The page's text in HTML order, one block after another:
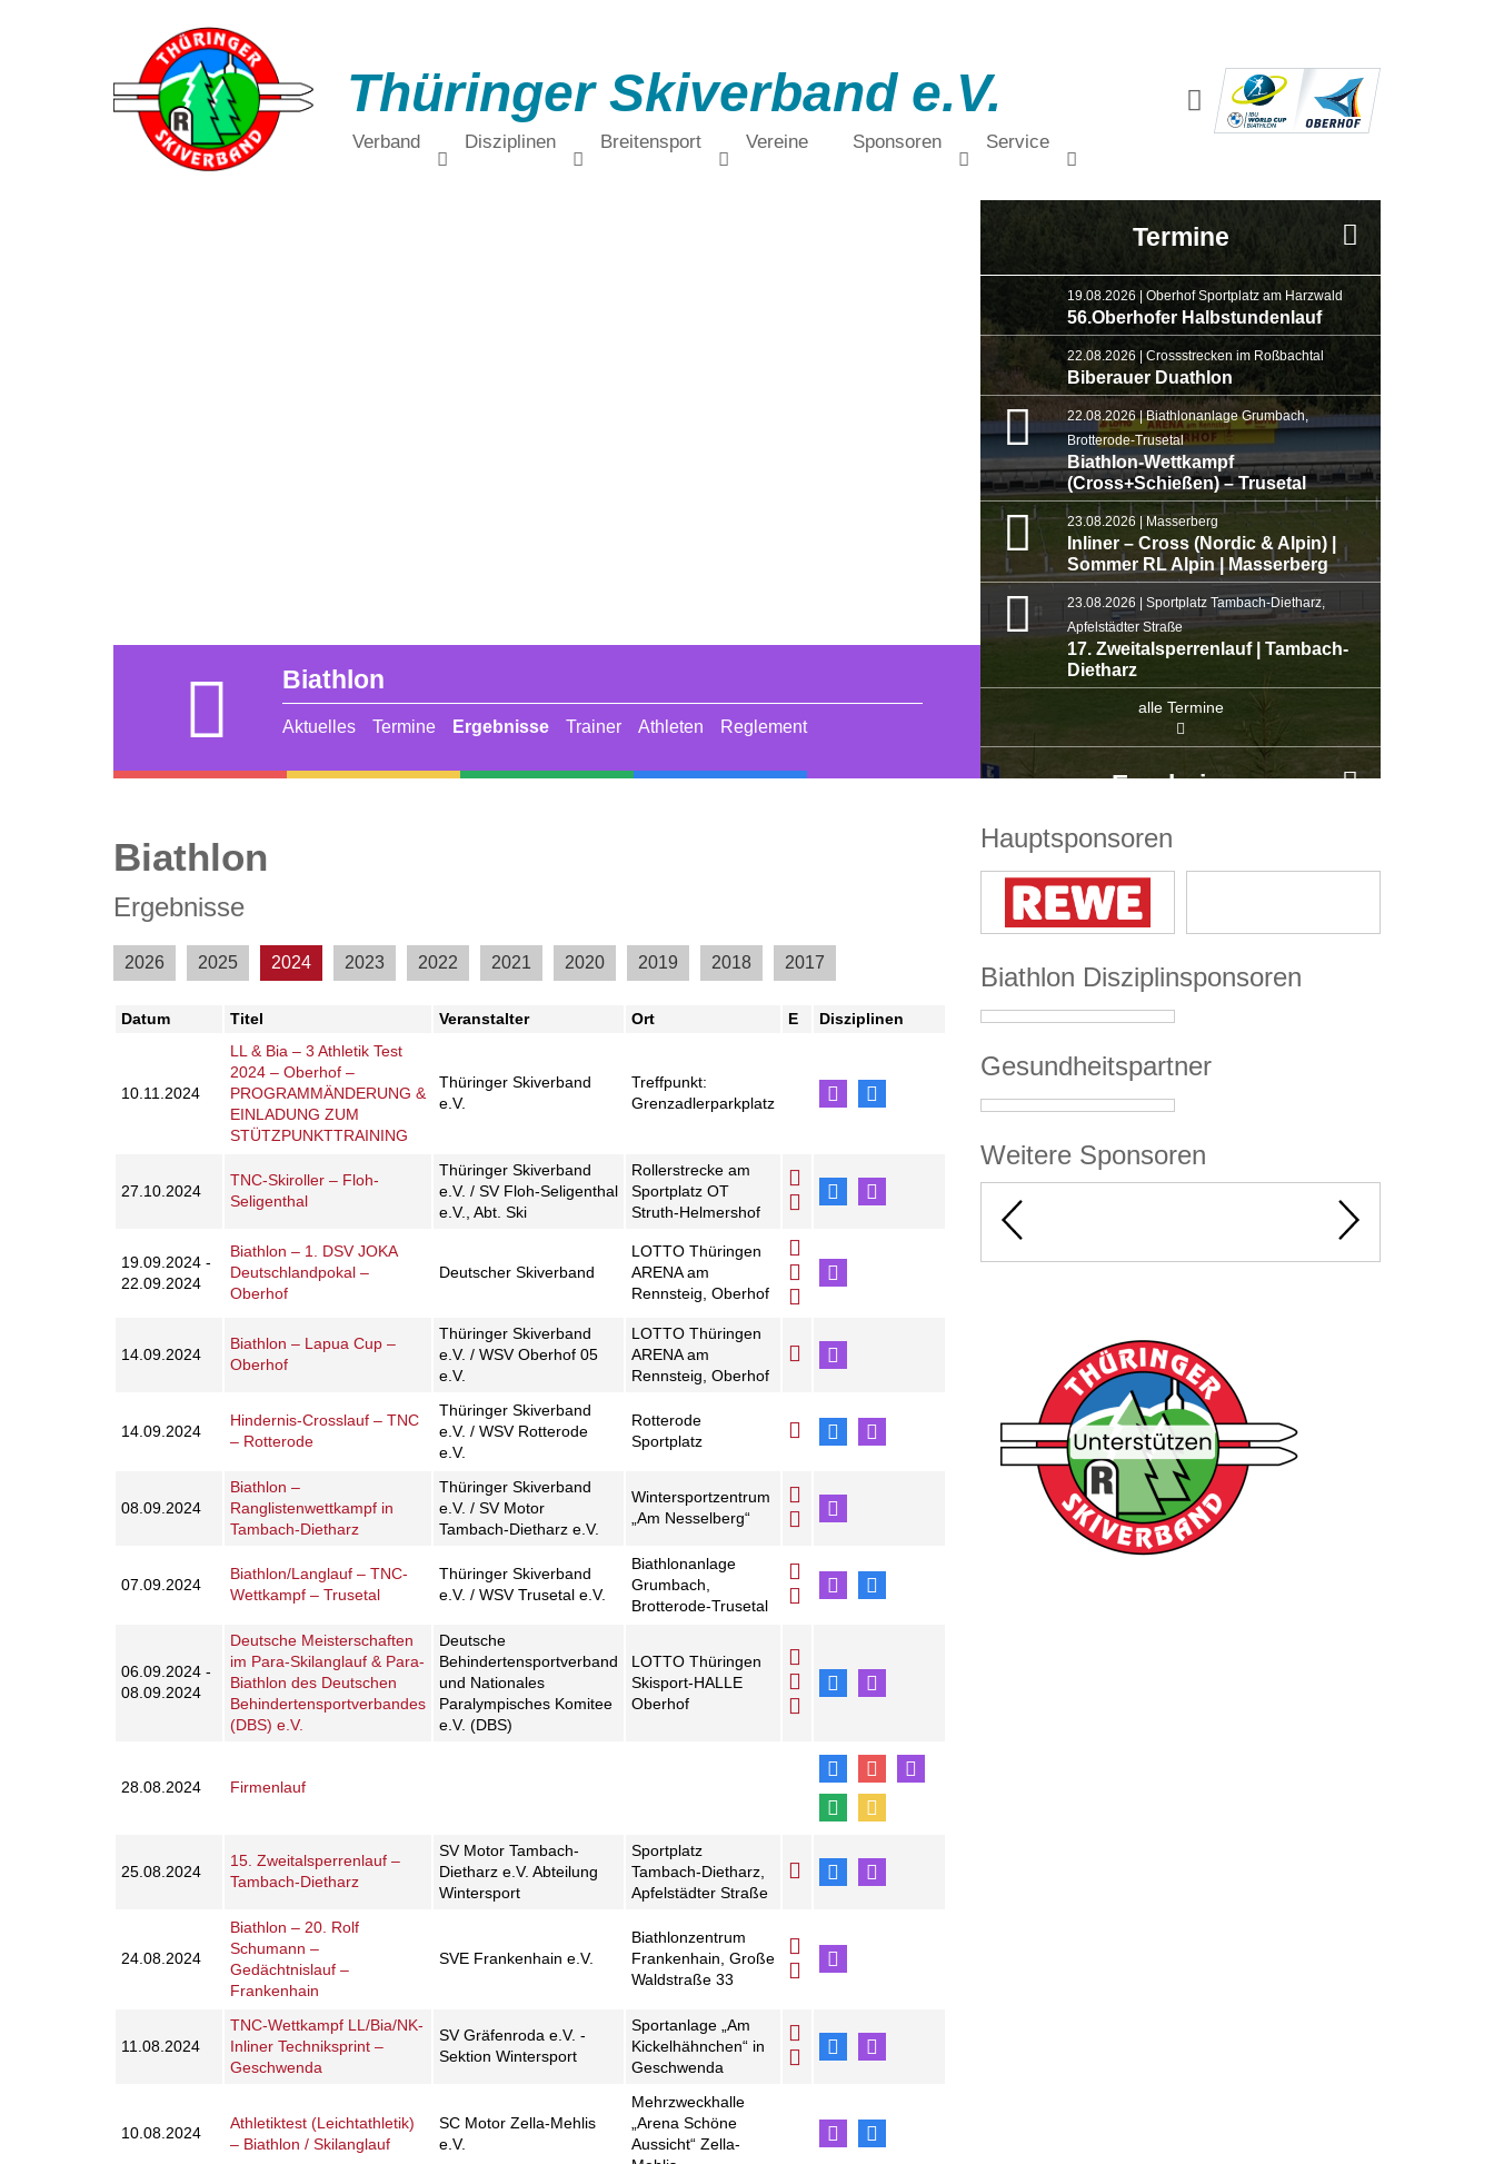
Thüringer Skiverband e.V.
Verband Disziplinen Breitensport Vereine Sponsoren Service
Alpin
Nordische
Skisprung Langlauf
Biathlon
Aktuelles Termine Ergebnisse Trainer Athleten Reglement
Termine
19.08.2026 | Oberhof Sportplatz am Harzwald
56.Oberhofer Halbstundenlauf
22.08.2026 | Crossstrecken im Roßbachtal
Biberauer Duathlon
22.08.2026 | Biathlonanlage Grumbach,
Brotterode-Trusetal
Biathlon-Wettkampf
(Cross+Schießen) – Trusetal
23.08.2026 | Masserberg
Inliner – Cross (Nordic & Alpin) |
Sommer RL Alpin | Masserberg
23.08.2026 | Sportplatz Tambach-Dietharz,
Apfelstädter Straße
17. Zweitalsperrenlauf | Tambach-
Dietharz
alle Termine
Ergebnisse
Biathlon
Ergebnisse
2026 2025 2024 2023 2022 2021 2020 2019 2018 2017
Datum Titel Veranstalter Ort E Disziplinen
10.11.2024
LL & Bia – 3 Athletik Test
2024 – Oberhof –
PROGRAMMÄNDERUNG &
EINLADUNG ZUM
STÜTZPUNKTTRAINING
Thüringer Skiverband
e.V.
Treffpunkt:
Grenzadlerparkplatz
27.10.2024
TNC-Skiroller – Floh-
Seligenthal
Thüringer Skiverband
e.V. / SV Floh-Seligenthal
e.V., Abt. Ski
Rollerstrecke am
Sportplatz OT
Struth-Helmershof
19.09.2024 -
22.09.2024
Biathlon – 1. DSV JOKA
Deutschlandpokal –
Oberhof
Deutscher Skiverband
LOTTO Thüringen
ARENA am
Rennsteig, Oberhof
14.09.2024
Biathlon – Lapua Cup –
Oberhof
Thüringer Skiverband
e.V. / WSV Oberhof 05
e.V.
LOTTO Thüringen
ARENA am
Rennsteig, Oberhof
14.09.2024
Hindernis-Crosslauf – TNC
– Rotterode
Thüringer Skiverband
e.V. / WSV Rotterode
e.V.
Rotterode
Sportplatz
08.09.2024
Biathlon –
Ranglistenwettkampf in
Tambach-Dietharz
Thüringer Skiverband
e.V. / SV Motor
Tambach-Dietharz e.V.
Wintersportzentrum
„Am Nesselberg“
07.09.2024
Biathlon/Langlauf – TNC-
Wettkampf – Trusetal
Thüringer Skiverband
e.V. / WSV Trusetal e.V.
Biathlonanlage
Grumbach,
Brotterode-Trusetal
06.09.2024 -
08.09.2024
Deutsche Meisterschaften
im Para-Skilanglauf & Para-
Biathlon des Deutschen
Behindertensportverbandes
(DBS) e.V.
Deutsche
Behindertensportverband
und Nationales
Paralympisches Komitee
e.V. (DBS)
LOTTO Thüringen
Skisport-HALLE
Oberhof
28.08.2024 Firmenlauf
25.08.2024
15. Zweitalsperrenlauf –
Tambach-Dietharz
SV Motor Tambach-
Dietharz e.V. Abteilung
Wintersport
Sportplatz
Tambach-Dietharz,
Apfelstädter Straße
24.08.2024
Biathlon – 20. Rolf
Schumann –
Gedächtnislauf –
Frankenhain
SVE Frankenhain e.V.
Biathlonzentrum
Frankenhain, Große
Waldstraße 33
11.08.2024
TNC-Wettkampf LL/Bia/NK-
Inliner Techniksprint –
Geschwenda
SV Gräfenroda e.V. -
Sektion Wintersport
Sportanlage „Am
Kickelhähnchen“ in
Geschwenda
10.08.2024
Athletiktest (Leichtathletik)
– Biathlon / Skilanglauf
SC Motor Zella-Mehlis
e.V.
Mehrzweckhalle
„Arena Schöne
Aussicht“ Zella-
Hauptsponsoren
Biathlon Disziplinsponsoren
Gesundheitspartner
Weitere Sponsoren